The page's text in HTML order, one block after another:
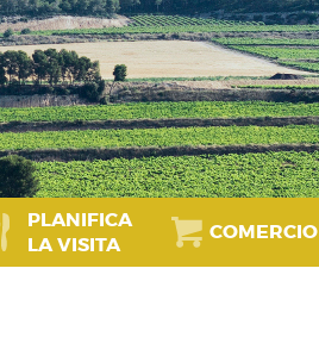
PLANIFICA
LA VISITA
COMERCIO